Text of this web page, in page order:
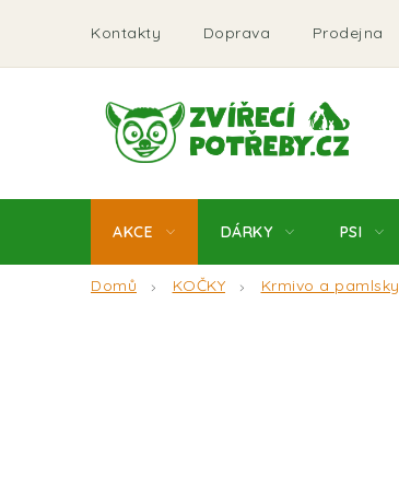
obsah
Kontakty Doprava Prodejna
AKCE DÁRKY PSI
Domů KOČKY Krmivo a pamlsky